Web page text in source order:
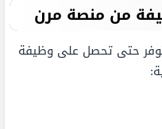
من منصة مرن
حتى تحصل على وظيفة